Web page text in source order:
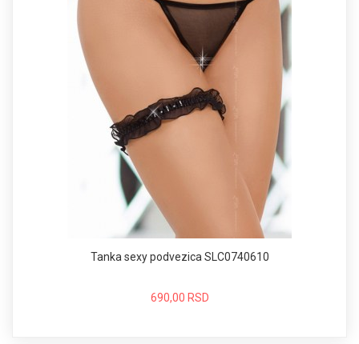
Tanka sexy podvezica SLC0740610
690,00 RSD